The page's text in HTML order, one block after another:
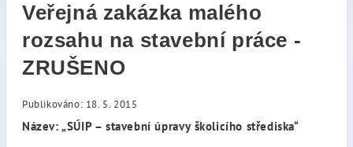
Veřejná zakázka malého
rozsahu na stavební práce -
ZRUŠENO
Publikováno: 18. 5. 2015
Název: „SÚIP – stavební úpravy školicího střediska“